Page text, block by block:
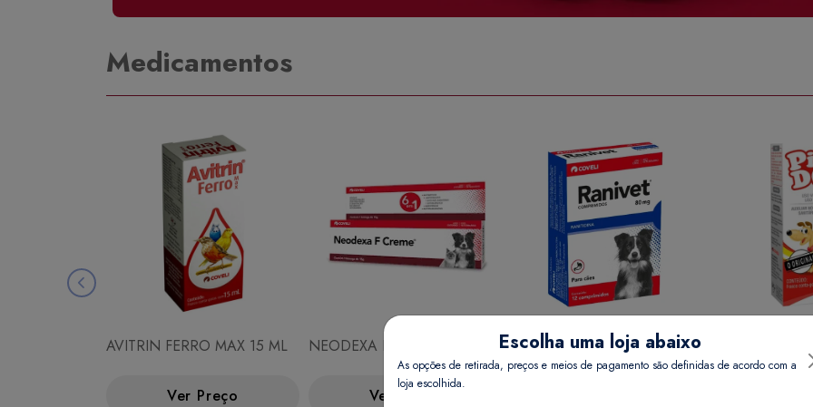
Medicamentos
AVITRIN FERRO MAX 15 ML
Ver Preço
NEODEXA F CREME 15 GR
Ver Preço
RANIVET 80 MG COMP 12
Ver
Escolha uma loja abaixo
As opções de retirada, preços e meios de pagamento são definidas de acordo com a
loja escolhida.